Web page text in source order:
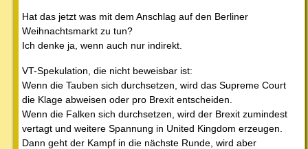
Hat das jetzt was mit dem Anschlag auf den Berliner
Weihnachtsmarkt zu tun?
Ich denke ja, wenn auch nur indirekt.
VT-Spekulation, die nicht beweisbar ist:
Wenn die Tauben sich durchsetzen, wird das Supreme Court
die Klage abweisen oder pro Brexit entscheiden.
Wenn die Falken sich durchsetzen, wird der Brexit zumindest
vertagt und weitere Spannung in United Kingdom erzeugen.
Dann geht der Kampf in die nächste Runde, wird aber